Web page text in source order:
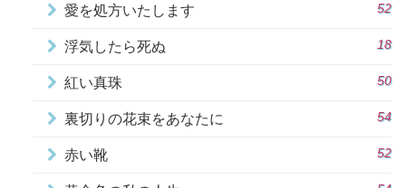
愛を処方いたします 52
浮気したら死ぬ 18
紅い真珠 50
裏切りの花束をあなたに 54
赤い靴 52